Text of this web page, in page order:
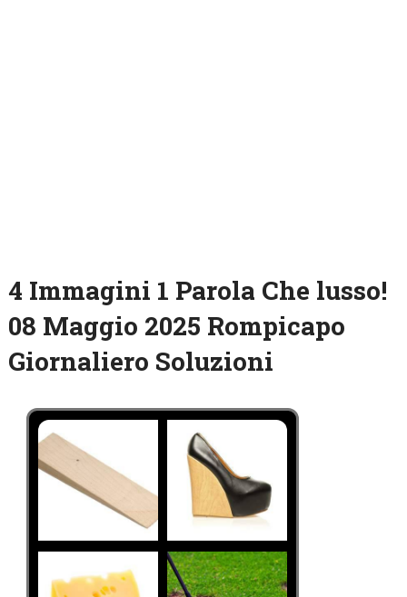
4 Immagini 1 Parola Che lusso!
08 Maggio 2025 Rompicapo
Giornaliero Soluzioni